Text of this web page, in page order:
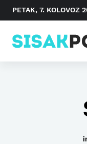
PETAK, 7. KOLOVOZ